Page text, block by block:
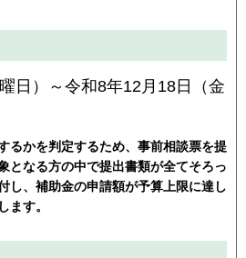
日）～令和8年12月18日（金
るかを判定するため、事前相談票を提
となる方の中で提出書類が全てそろっ
し、補助金の申請額が予算上限に達し
ます。